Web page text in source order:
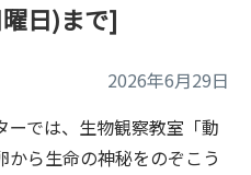
日)まで]
2026年6月29日
では、生物観察教室「動
ら生命の神秘をのぞこう